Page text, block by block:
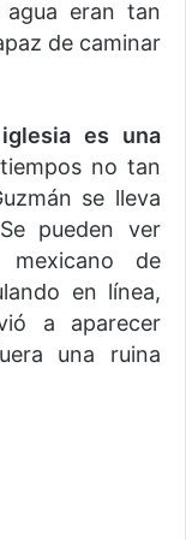
eran tan
de caminar
es una
no tan
se lleva
pueden ver
de
en línea,
a aparecer
una ruina